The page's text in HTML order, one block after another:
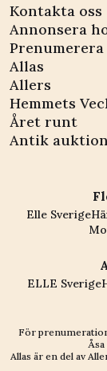
Kontakta oss
Annonsera
Prenumerera
Allas
Allers
Hemmets
Året runt
Antik auktion
Elle Sverige
ELLE Sverige
För
Allas är en del av